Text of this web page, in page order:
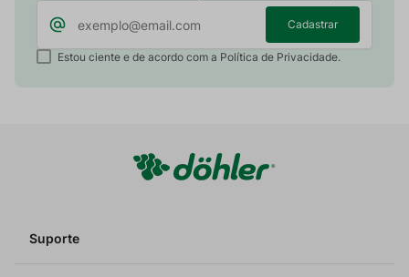
Cadastrar
Estou ciente e de acordo com a Política de Privacidade.
Suporte